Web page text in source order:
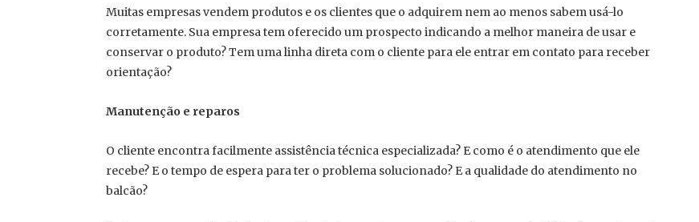
Muitas empresas vendem produtos e os clientes que o adquirem nem ao menos sabem usá-lo
corretamente. Sua empresa tem oferecido um prospecto indicando a melhor maneira de usar e
conservar o produto? Tem uma linha direta com o cliente para ele entrar em contato para receber
orientação?
Manutenção e reparos
O cliente encontra facilmente assistência técnica especializada? E como é o atendimento que ele
recebe? E o tempo de espera para ter o problema solucionado? E a qualidade do atendimento no
balcão?